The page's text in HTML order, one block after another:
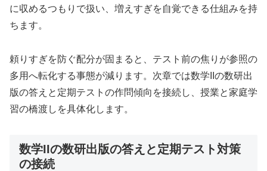
に収めるつもりで扱い、増えすぎを自覚できる仕組みを持
ちます。
頼りすぎを防ぐ配分が固まると、テスト前の焦りが参照の
多用へ転化する事態が減ります。次章では数学IIの数研出
版の答えと定期テストの作問傾向を接続し、授業と家庭学
習の橋渡しを具体化します。
数学IIの数研出版の答えと定期テスト対策
の接続